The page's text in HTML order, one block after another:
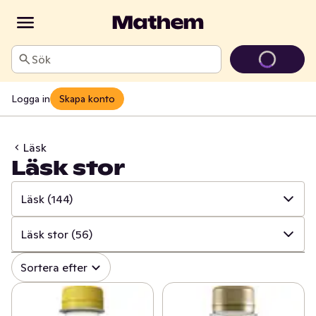
Sök
Logga in Skapa konto
Läsk
Läsk stor
Läsk (144)
✓ Alla (1139)
✓ Läsk (144)
Alkoholfritt vin
Läsk stor (56)
✓ Alla (144)
Läsk stor (56)
Sortera efter